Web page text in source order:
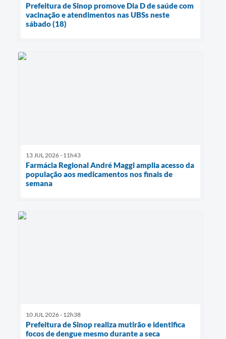
Prefeitura de Sinop promove Dia D de saúde com
vacinação e atendimentos nas UBSs neste
sábado (18)
13 JUL 2026 - 11h43
Farmácia Regional André Maggi amplia acesso da
população aos medicamentos nos finais de
semana
10 JUL 2026 - 12h38
Prefeitura de Sinop realiza mutirão e identifica
focos de dengue mesmo durante a seca